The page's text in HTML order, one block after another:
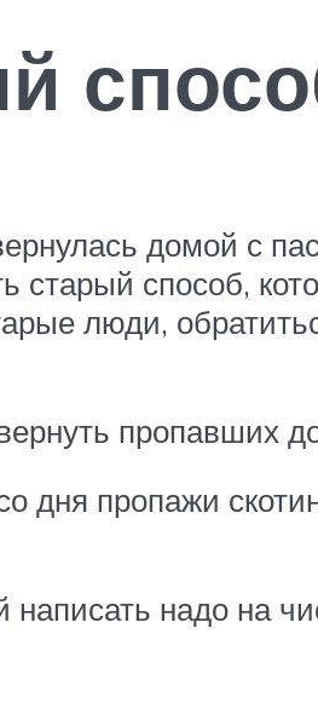
домой с
старый способ,
люди,
пропавших
дня пропажи
надо на